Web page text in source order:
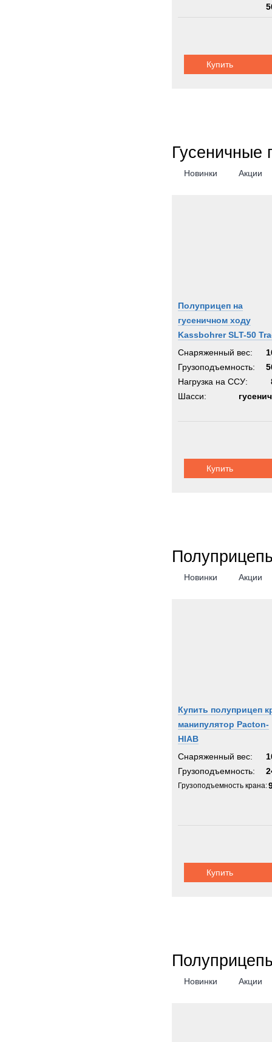
Купить
Гусеничные
Новинки Акции
Полуприцеп на
гусеничном ходу
Kassbohrer SLT-50
Снаряженный вес:
Грузоподъемность:
Нагрузка на ССУ:
Шасси:
Купить
Новинки Акции
Купить полуприцеп
манипулятор Pacton-
HIAB
Снаряженный вес:
Грузоподъемность:
Грузоподъемность крана:
Купить
Новинки Акции